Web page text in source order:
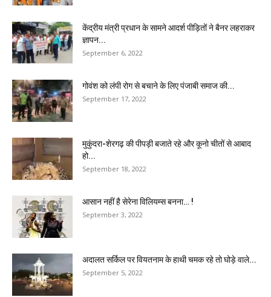
केंद्रीय मंत्री प्रधान के सामने आदर्श पीड़ितों ने बैनर लहराकर
ज्ञापन...
September 6, 2022
गोवंश को लंपी रोग से बचाने के लिए पंजाबी समाज की...
September 17, 2022
मुकुंदरा-शेरगढ़ की पीपड़ी बजाते रहे और कूनो चीतों से आबाद
हो...
September 18, 2022
आसान नहीं है सेरेना विलियम्स बनना… !
September 3, 2022
अदालत सर्किल पर वियतनाम के हाथी चमक रहे तो घोड़े वाले...
September 5, 2022